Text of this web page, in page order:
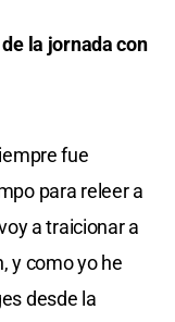
la jornada con
fue
para releer a
a traicionar a
y como yo he
desde la